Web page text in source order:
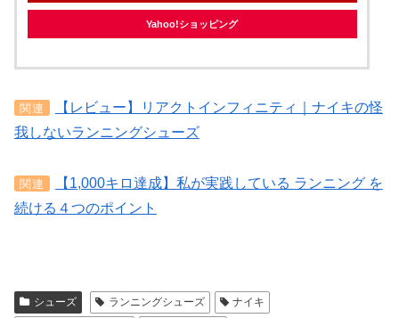
Yahoo!ショッピング
関連
【レビュー】リアクトインフィニティ｜ナイキの怪
我しないランニングシューズ
関連
【1,000キロ達成】私が実践している ランニング を
続ける４つのポイント
シューズ ランニングシューズ
ナイキ